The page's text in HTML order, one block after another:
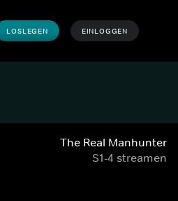
LOSLEGEN EINLOGGEN
The Real Manhunter
S1-4 streamen